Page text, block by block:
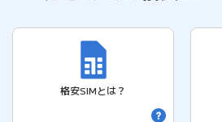
格安SIMとは？